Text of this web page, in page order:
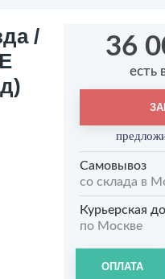
/
36
есть
Самовывоз
со склада в
Курьерская
по Москве
ОПЛАТА